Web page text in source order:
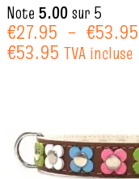
Note 5.00sur 5
€27.95 – €53.95
€53.95 TVA incluse